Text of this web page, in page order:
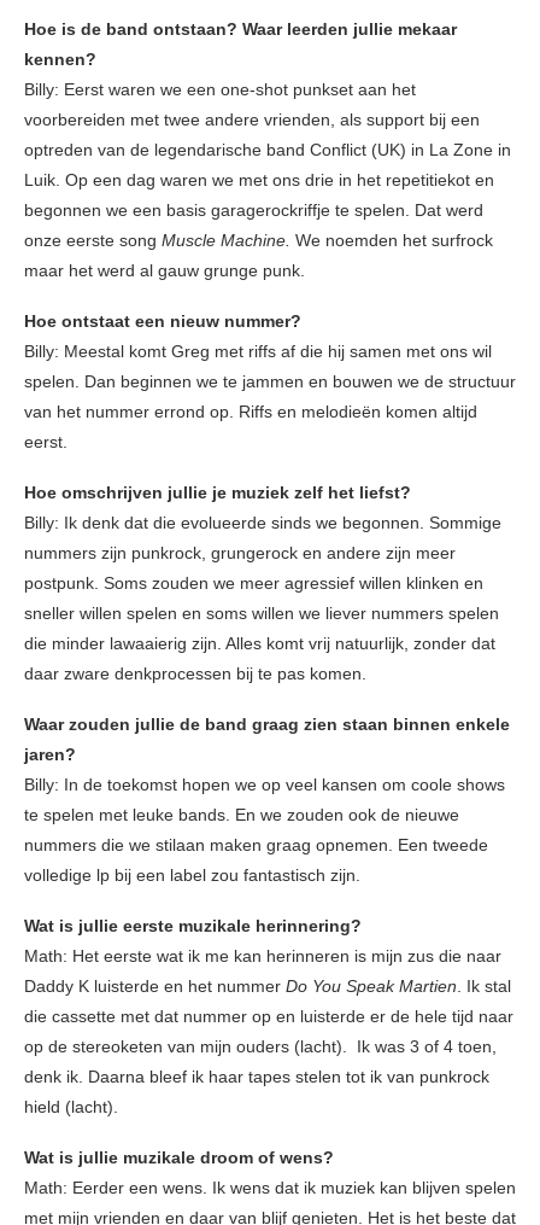
Hoe is de band ontstaan? Waar leerden jullie mekaar
kennen?
Billy: Eerst waren we een one-shot punkset aan het
voorbereiden met twee andere vrienden, als support bij een
optreden van de legendarische band Conflict (UK) in La Zone in
Luik. Op een dag waren we met ons drie in het repetitiekot en
begonnen we een basis garagerockriffje te spelen. Dat werd
onze eerste song Muscle Machine. We noemden het surfrock
maar het werd al gauw grunge punk.
Hoe ontstaat een nieuw nummer?
Billy: Meestal komt Greg met riffs af die hij samen met ons wil
spelen. Dan beginnen we te jammen en bouwen we de structuur
van het nummer errond op. Riffs en melodieën komen altijd
eerst.
Hoe omschrijven jullie je muziek zelf het liefst?
Billy: Ik denk dat die evolueerde sinds we begonnen. Sommige
nummers zijn punkrock, grungerock en andere zijn meer
postpunk. Soms zouden we meer agressief willen klinken en
sneller willen spelen en soms willen we liever nummers spelen
die minder lawaaierig zijn. Alles komt vrij natuurlijk, zonder dat
daar zware denkprocessen bij te pas komen.
Waar zouden jullie de band graag zien staan binnen enkele
jaren?
Billy: In de toekomst hopen we op veel kansen om coole shows
te spelen met leuke bands. En we zouden ook de nieuwe
nummers die we stilaan maken graag opnemen. Een tweede
volledige lp bij een label zou fantastisch zijn.
Wat is jullie eerste muzikale herinnering?
Math: Het eerste wat ik me kan herinneren is mijn zus die naar
Daddy K luisterde en het nummer Do You Speak Martien. Ik stal
die cassette met dat nummer op en luisterde er de hele tijd naar
op de stereoketen van mijn ouders (lacht). Ik was 3 of 4 toen,
denk ik. Daarna bleef ik haar tapes stelen tot ik van punkrock
hield (lacht).
Wat is jullie muzikale droom of wens?
Math: Eerder een wens. Ik wens dat ik muziek kan blijven spelen
met mijn vrienden en daar van blijf genieten. Het is het beste dat